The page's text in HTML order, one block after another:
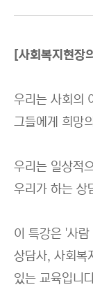
[사회복지현장
우리는 사회의
그들에게 희망
우리는 일상적
우리가 하는 상
이 특강은 '사
상담사, 사회복
있는 교육입니